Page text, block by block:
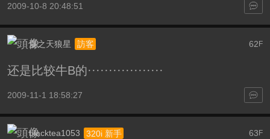
2009-10-8 20:48:51
62 F
夏之天狼星 訪客
还是比较牛B的··················
2009-11-1 18:58:27
63 F
blacktea1053 320i 新手